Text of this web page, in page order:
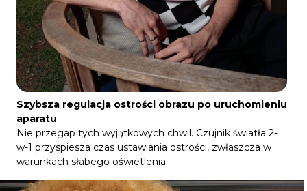
Szybsza regulacja ostrości obrazu po uruchomieniu
aparatu
Nie przegap tych wyjątkowych chwil. Czujnik światła 2-
w-1 przyspiesza czas ustawiania ostrości, zwłaszcza w
warunkach słabego oświetlenia.